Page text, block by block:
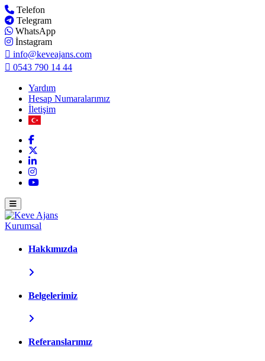
Telefon
Telegram
WhatsApp
İnstagram
info@keveajans.com
0543 790 14 44
Yardım
Hesap Numaralarımız
İletişim
Kurumsal
Hakkımızda
Belgelerimiz
Referanslarımız